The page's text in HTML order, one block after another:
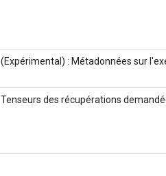
(Expérimental) : Métadonnées sur
Tenseurs des récupérations